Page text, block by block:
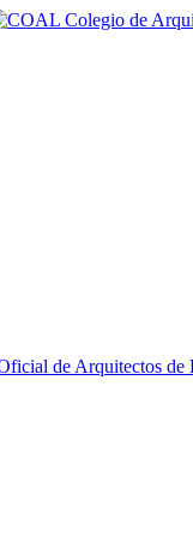
de Arquitectos de